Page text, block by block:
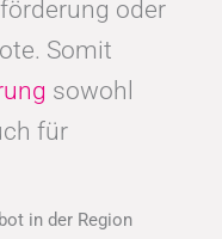
oder
Somit
sowohl
für
in der Region